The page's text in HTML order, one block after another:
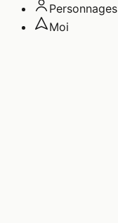
Personnages
Moi